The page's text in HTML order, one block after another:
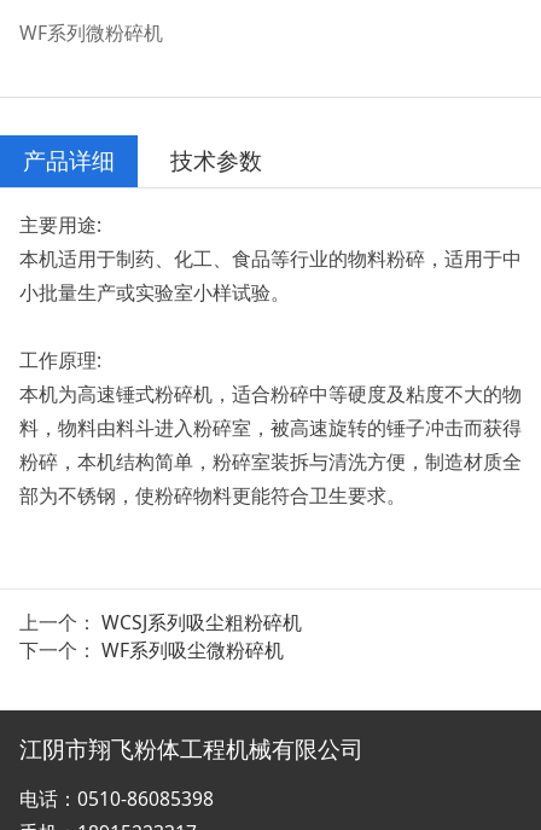
WF系列微粉碎机
产品详细 技术参数
主要用途:
本机适用于制药、化工、食品等行业的物料粉碎，适用于中
小批量生产或实验室小样试验。
工作原理:
本机为高速锤式粉碎机，适合粉碎中等硬度及粘度不大的物
料，物料由料斗进入粉碎室，被高速旋转的锤子冲击而获得
粉碎，本机结构简单，粉碎室装拆与清洗方便，制造材质全
部为不锈钢，使粉碎物料更能符合卫生要求。
上一个： WCSJ系列吸尘粗粉碎机
下一个： WF系列吸尘微粉碎机
江阴市翔飞粉体工程机械有限公司
电话：0510-86085398